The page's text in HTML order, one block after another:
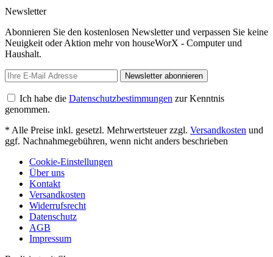
Newsletter
Abonnieren Sie den kostenlosen Newsletter und verpassen Sie keine
Neuigkeit oder Aktion mehr von houseWorX - Computer und
Haushalt.
Newsletter abonnieren
Ich habe die Datenschutzbestimmungen zur Kenntnis
genommen.
* Alle Preise inkl. gesetzl. Mehrwertsteuer zzgl. Versandkosten und
ggf. Nachnahmegebühren, wenn nicht anders beschrieben
Cookie-Einstellungen
Über uns
Kontakt
Versandkosten
Widerrufsrecht
Datenschutz
AGB
Impressum